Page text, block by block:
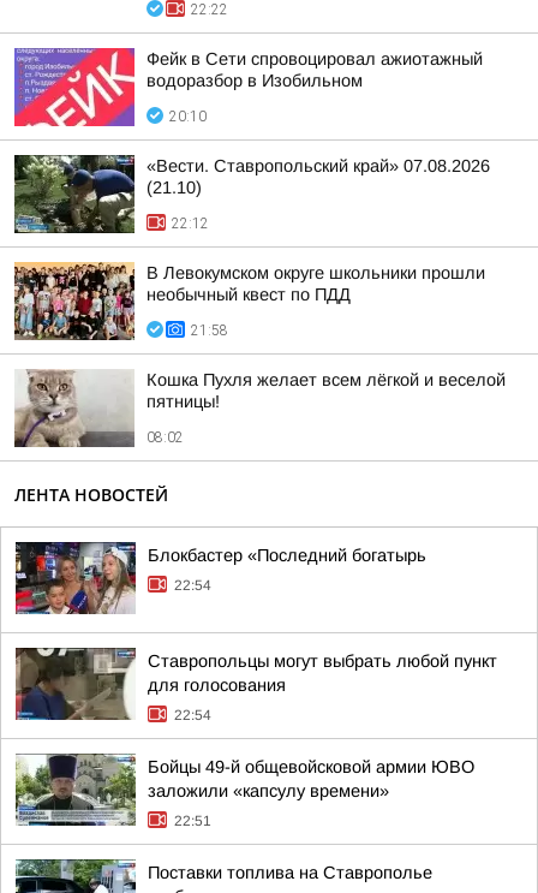
22:22
Фейк в Сети спровоцировал ажиотажный
водоразбор в Изобильном
20:10
«Вести. Ставропольский край» 07.08.2026
(21.10)
22:12
В Левокумском округе школьники прошли
необычный квест по ПДД
21:58
Кошка Пухля желает всем лёгкой и веселой
пятницы!
08:02
ЛЕНТА НОВОСТЕЙ
Блокбастер «Последний богатырь
22:54
Ставропольцы могут выбрать любой пункт
для голосования
22:54
Бойцы 49-й общевойсковой армии ЮВО
заложили «капсулу времени»
22:51
Поставки топлива на Ставрополье